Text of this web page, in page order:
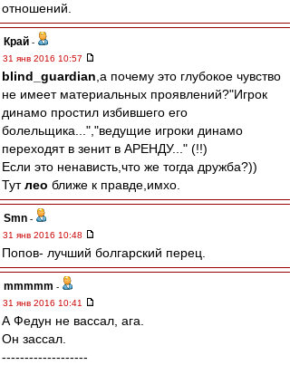
отношений.
Край -
31 янв 2016 10:57
blind_guardian ,а почему это глубокое чувство
не имеет материальных проявлений?"Игрок
динамо простил избившего его
болельщика...","ведущие игроки динамо
переходят в зенит в АРЕНДУ..." (!!)
Если это ненависть,что же тогда дружба?))
Тутлео ближе к правде,имхо.
Smn -
31 янв 2016 10:48
Попов- лучший болгарский перец.
mmmmm -
31 янв 2016 10:41
А Федун не вассал, ага.
Он зассал.
-------------------